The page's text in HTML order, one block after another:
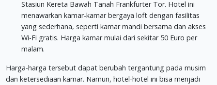
Stasiun Kereta Bawah Tanah Frankfurter Tor. Hotel ini
menawarkan kamar-kamar bergaya loft dengan fasilitas
yang sederhana, seperti kamar mandi bersama dan akses
Wi-Fi gratis. Harga kamar mulai dari sekitar 50 Euro per
malam.
Harga-harga tersebut dapat berubah tergantung pada musim
dan ketersediaan kamar. Namun, hotel-hotel ini bisa menjadi